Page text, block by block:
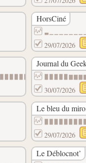
HorsCiné
29/07/2026
Journal du
30/07/2026
Le bleu du
29/07/2026
Le Déblocnot’